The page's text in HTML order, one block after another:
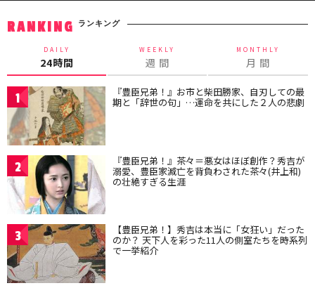
RANKING ランキング
DAILY
24時間
WEEKLY
週 間
MONTHLY
月 間
1 『豊臣兄弟！』お市と柴田勝家、自刃しての最
期と「辞世の句」…運命を共にした２人の悲劇
2 『豊臣兄弟！』茶々＝悪女はほぼ創作？秀吉が
溺愛、豊臣家滅亡を背負わされた茶々(井上和)
の壮絶すぎる生涯
3 【豊臣兄弟！】秀吉は本当に「女狂い」だった
のか？ 天下人を彩った11人の側室たちを時系列
で一挙紹介